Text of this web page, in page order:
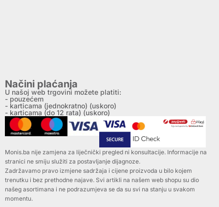
Načini plaćanja
U našoj web trgovini možete platiti:
- pouzećem
- karticama (jednokratno) (uskoro)
- karticama (do 12 rata) (uskoro)
Monis.ba nije zamjena za liječnički pregled ni konsultacije. Informacije na
stranici ne smiju služiti za postavljanje dijagnoze.
Zadržavamo pravo izmjene sadržaja i cijene proizvoda u bilo kojem
trenutku i bez prethodne najave. Svi artikli na našem web shopu su dio
našeg asortimana i ne podrazumjeva se da su svi na stanju u svakom
momentu.